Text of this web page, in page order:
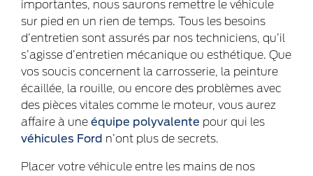
importantes, nous saurons remettre le véhicule
sur pied en un rien de temps. Tous les besoins
d’entretien sont assurés par nos techniciens, qu’il
s’agisse d’entretien mécanique ou esthétique. Que
vos soucis concernent la carrosserie, la peinture
écaillée, la rouille, ou encore des problèmes avec
des pièces vitales comme le moteur, vous aurez
affaire à une équipe polyvalente pour qui les
véhicules Ford n’ont plus de secrets.
Placer votre véhicule entre les mains de nos